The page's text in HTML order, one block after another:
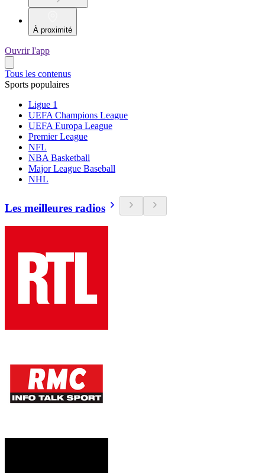
À proximité
Ouvrir l'app
Tous les contenus
Sports populaires
Ligue 1
UEFA Champions League
UEFA Europa League
Premier League
NFL
NBA Basketball
Major League Baseball
NHL
Les meilleures radios